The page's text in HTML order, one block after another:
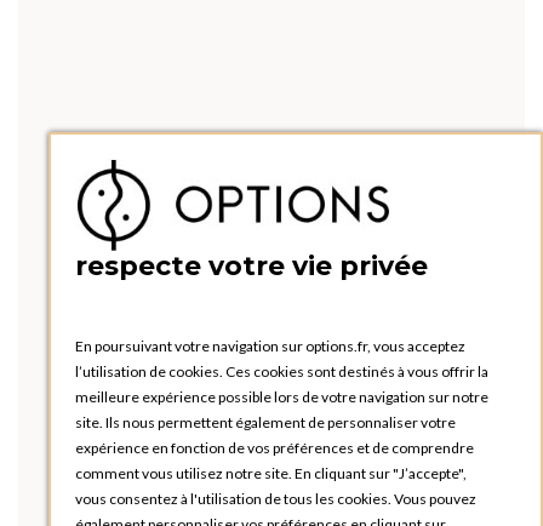
respecte votre vie privée
En poursuivant votre navigation sur options.fr, vous acceptez
l’utilisation de cookies. Ces cookies sont destinés à vous offrir la
meilleure expérience possible lors de votre navigation sur notre
site. Ils nous permettent également de personnaliser votre
expérience en fonction de vos préférences et de comprendre
comment vous utilisez notre site. En cliquant sur "J’accepte",
vous consentez à l'utilisation de tous les cookies. Vous pouvez